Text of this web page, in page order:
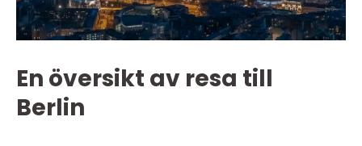
En översikt av resa till
Berlin